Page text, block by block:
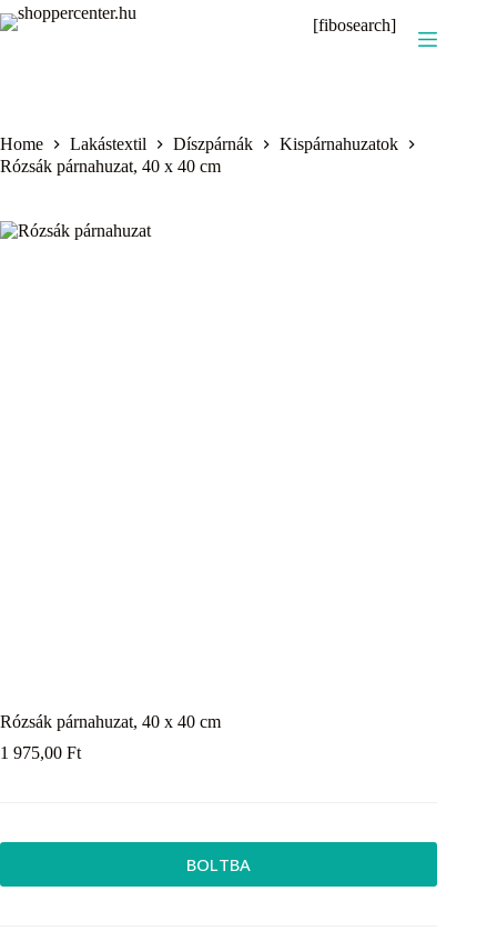
Skip
to
[fibosearch]
Home Lakástextil Díszpárnák
Kispárnahuzatok
Rózsák párnahuzat, 40 x 40 cm
Rózsák párnahuzat, 40 x 40 cm
1 975,00 Ft
BOLTBA